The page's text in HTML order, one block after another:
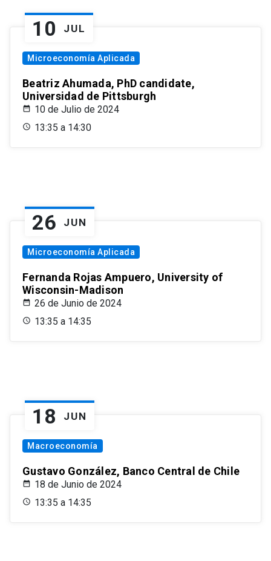
10 JUL
Microeconomía Aplicada
Beatriz Ahumada, PhD candidate,
Universidad de Pittsburgh
10 de Julio de 2024
13:35 a 14:30
26 JUN
Microeconomía Aplicada
Fernanda Rojas Ampuero, University of
Wisconsin-Madison
26 de Junio de 2024
13:35 a 14:35
18 JUN
Macroeconomía
Gustavo González, Banco Central de Chile
18 de Junio de 2024
13:35 a 14:35